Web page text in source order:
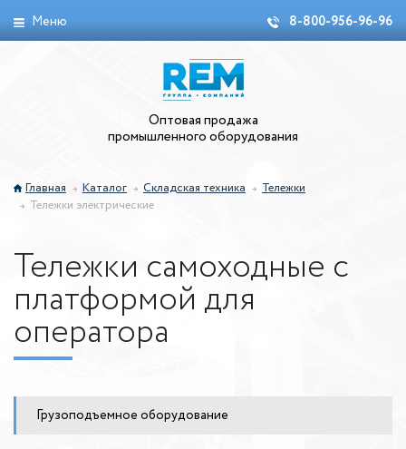
Меню 8-800-956-96-96
Оптовая продажа
промышленного оборудования
Главная Каталог Складская техника
Тележки
Тележки электрические
Тележки самоходные с
платформой для
оператора
Грузоподъемное оборудование